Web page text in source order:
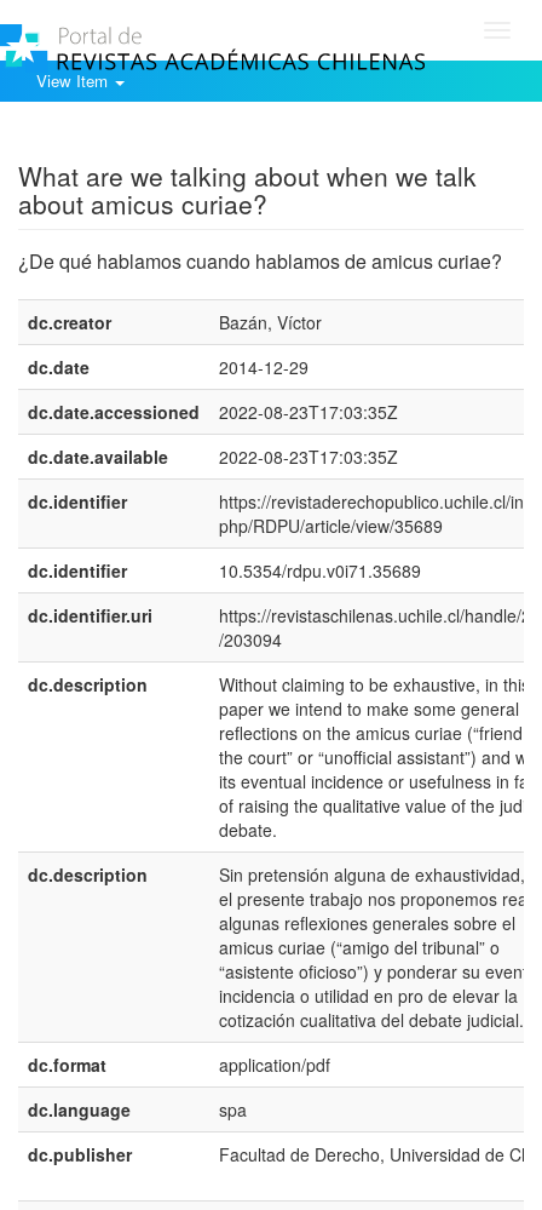
View Item
What are we talking about when we talk
about amicus curiae?
¿De qué hablamos cuando hablamos de amicus curiae?
dc.creator
Bazán, Víctor
dc.date
2014-12-29
dc.date.accessioned
2022-08-23T17:03:35Z
dc.date.available
2022-08-23T17:03:35Z
dc.identifier
https://revistaderechopublico.uchile.cl/
php/RDPU/article/view/35689
dc.identifier
10.5354/rdpu.v0i71.35689
dc.identifier.uri
https://revistaschilenas.uchile.cl/handle/
/203094
dc.description
Without claiming to be exhaustive, in this
paper we intend to make some general
reflections on the amicus curiae (“friend of
the court” or “unofficial assistant”) and
its eventual incidence or usefulness in
of raising the qualitative value of the
debate.
dc.description
Sin pretensión alguna de exhaustividad,
el presente trabajo nos proponemos
algunas reflexiones generales sobre el
amicus curiae (“amigo del tribunal” o
“asistente oficioso”) y ponderar su
incidencia o utilidad en pro de elevar la
cotización cualitativa del debate judicial.
dc.format
application/pdf
dc.language
spa
dc.publisher
Facultad de Derecho, Universidad de